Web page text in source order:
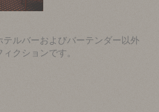
テルバーおよびバーテンダー以外
クションです。